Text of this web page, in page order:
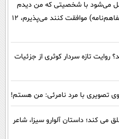
می‌شود با شخصیتی که من دیدم
تطابق ندارد/ گفتند سه چهارم ( با تفاهم‌نامه) موافقت کنند می‌پذیرم، 12
روایت تازه سردار کوثری از جزئیات
تصویری با مرد نامرئی: من هستم!
هنوز خلق می کند؛ داستان آلوارو سیزا، شاعر